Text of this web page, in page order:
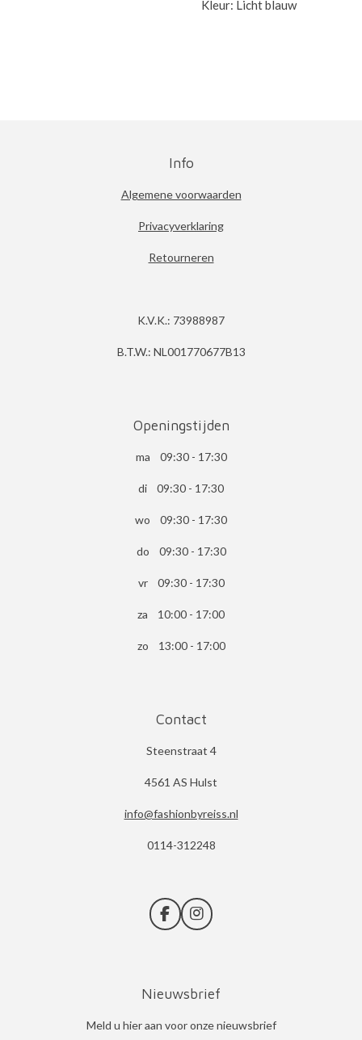
Kleur: Licht blauw
Info
Algemene voorwaarden
Privacyverklaring
Retourneren
K.V.K.: 73988987
B.T.W.: NL001770677B13
Openingstijden
ma 09:30 - 17:30
di 09:30 - 17:30
wo 09:30 - 17:30
do 09:30 - 17:30
vr 09:30 - 17:30
za 10:00 - 17:00
zo 13:00 - 17:00
Contact
Steenstraat 4
4561 AS Hulst
info@fashionbyreiss.nl
0114-312248
F
a
o
k
I
n
g
a
Nieuwsbrief
Meld u hier aan voor onze nieuwsbrief